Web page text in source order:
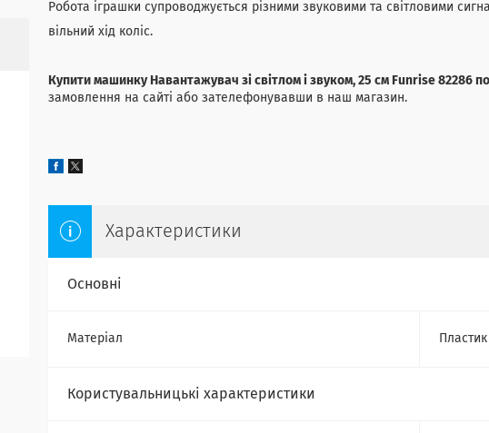
Робота іграшки супроводжується різними звуковими та світловими
вільний хід коліс.
Купити машинку Навантажувач зі світлом і звуком, 25 см Funrise 82286 по
замовлення на сайті або зателефонувавши в наш магазин.
Характеристики
Основні
Матеріал Пластик
Користувальницькі характеристики